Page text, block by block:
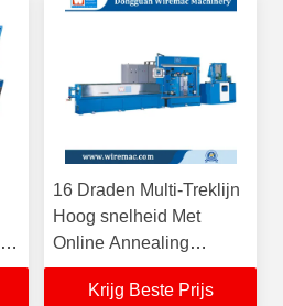
16 Draden Multi-Treklijn
Hoog snelheid Met
Online Annealing
Equipment
Krijg Beste Prijs